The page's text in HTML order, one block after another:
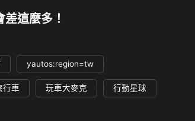
這麼多！
yautos:region=tw
行車 玩車大麥克 行動星球